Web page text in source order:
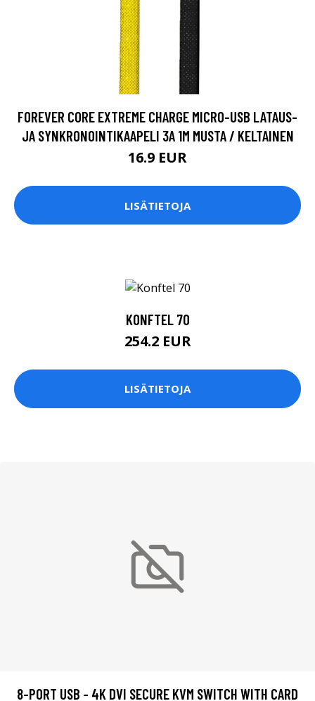
FOREVER CORE EXTREME CHARGE MICRO-USB LATAUS-
JA SYNKRONOINTIKAAPELI 3A 1M MUSTA / KELTAINEN
16.9 EUR
LISÄTIETOJA
KONFTEL 70
254.2 EUR
LISÄTIETOJA
8-PORT USB - 4K DVI SECURE KVM SWITCH WITH CARD